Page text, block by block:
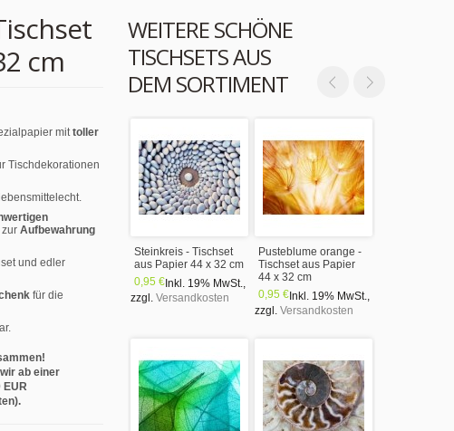
WEITERE SCHÖNE
TISCHSETS AUS
DEM SORTIMENT
Steinkreis - Tischset
aus Papier 44 x 32 cm
0,95 € Inkl. 19% MwSt.,
zzgl. Versandkosten
Pusteblume orange -
Tischset aus Papier
44 x 32 cm
0,95 € Inkl. 19% MwSt.,
zzgl. Versandkosten
cm
mittoller
Tischdekorationen
Aufbewahrung
und edler
für die
ab einer
EUR